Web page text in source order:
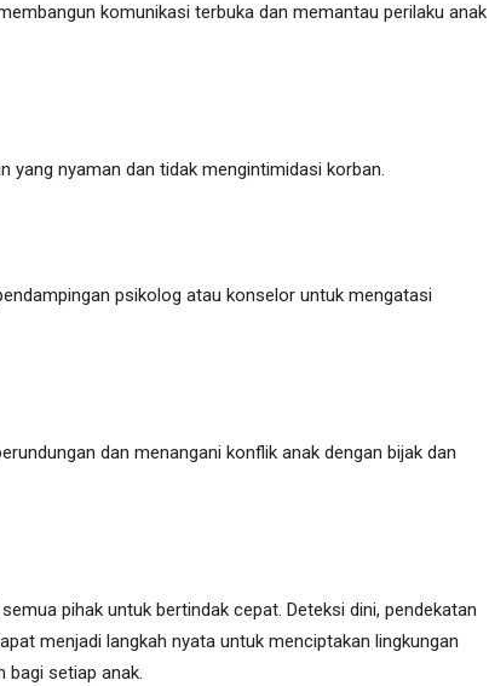
komunikasi terbuka dan memantau perilaku anak
yang nyaman dan tidak mengintimidasi korban.
psikolog atau konselor untuk mengatasi
dan menangani konflik anak dengan bijak dan
pihak untuk bertindak cepat. Deteksi dini, pendekatan
menjadi langkah nyata untuk menciptakan lingkungan
bagi setiap anak.